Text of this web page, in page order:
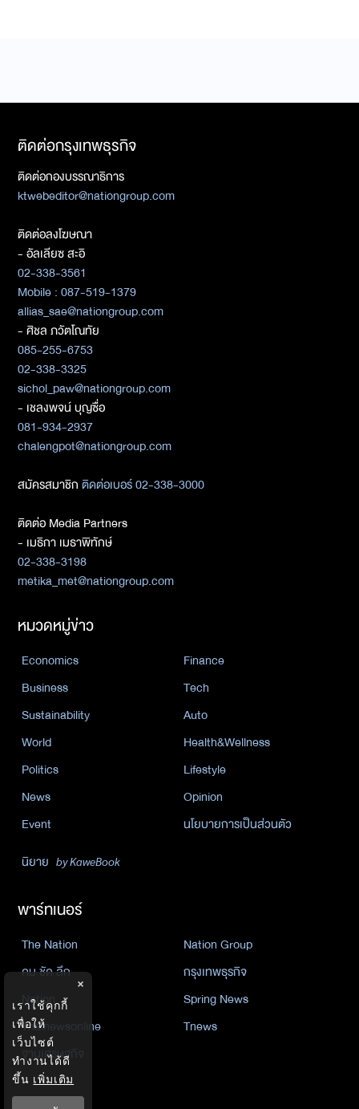
ติดต่อกรุงเทพธุรกิจ
ติดต่อกองบรรณาธิการ
ktwebeditor@nationgroup.com
ติดต่อลงโฆษณา
- อัลเลียซ สะอิ
02-338-3561
Mobile : 087-519-1379
allias_sae@nationgroup.com
- ศิชล ภวัตโณทัย
085-255-6753
02-338-3325
sichol_paw@nationgroup.com
- เชลงพจน์ บุญซื่อ
081-934-2937
chalengpot@nationgroup.com
สมัครสมาชิกติดต่อเบอร์ 02-338-3000
ติดต่อ Media Partners
- เมธิกา เมธาพิทักษ์
02-338-3198
metika_met@nationgroup.com
หมวดหมู่ข่าว
Economics
Finance
Business
Tech
Sustainability
Auto
World
Health&Wellness
Politics
Lifestyle
News
Opinion
Event
นโยบายการเป็นส่วนตัว
นิยาย by KaweBook
พาร์ทเนอร์
The Nation
Nation Group
คม ชัด ลึก
กรุงเทพธุรกิจ
Nation
Spring News
Thainewsonline
Tnews
ฐานเศรษฐกิจ
×
เราใช้คุกกี้
เพื่อให้
เว็บไซต์
ทำงานได้ดี
ขึ้น เพิ่มเติม